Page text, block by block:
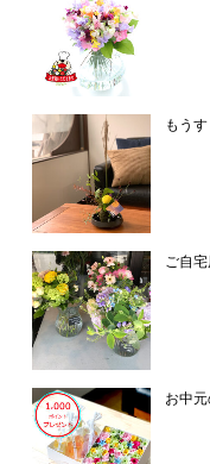
もう
ご自
お中